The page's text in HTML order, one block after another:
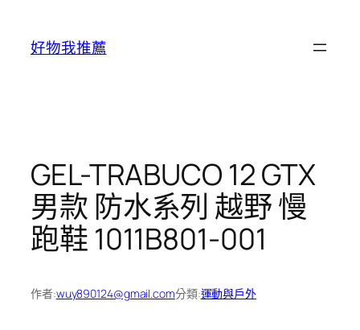
好物我推薦
GEL-TRABUCO 12 GTX
男款 防水系列 越野 慢
跑鞋 1011B801-001
作者:wuy890124@gmail.com分類:運動與戶外